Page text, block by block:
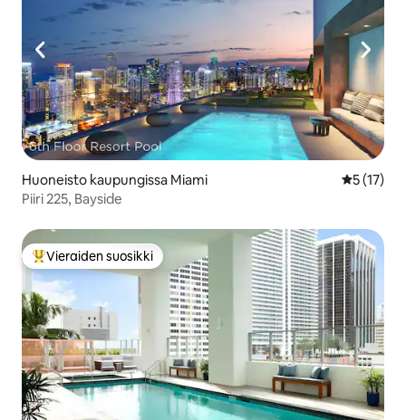
Huoneisto kaupungissa Miami
5 (17)
Piiri 225, Bayside
Vieraiden suosikkien parhaimmistoa
Vieraiden suosikki